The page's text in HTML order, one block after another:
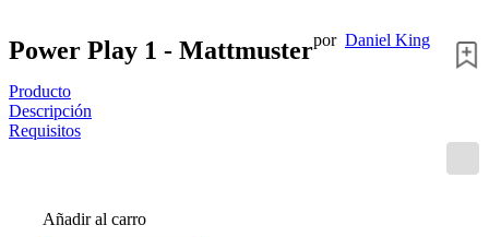
Power Play 1 - Mattmusterpor Daniel King
Producto
Descripción
Requisitos
Añadir al carro